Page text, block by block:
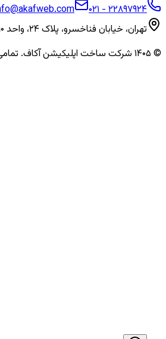
۰۲۱ - ۲۲۸۹۷۹۲۴
تهران، خیابان فناخسرو، پلاک ۲۴، واحد ۱۰
© ۱۴۰۵ شرکت ساخت اپلیکیشن آکاف.